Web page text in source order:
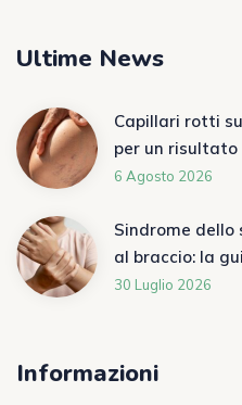
Ultime News
Capillari rotti
per un
6 Agosto 2026
Sindrome
al braccio: la
30 Luglio 2026
Informazioni